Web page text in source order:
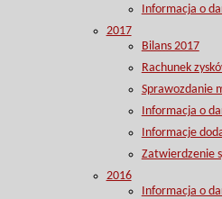
Informacja o
2017
Bilans 2017
Rachunek
Sprawozdanie
Informacja o
Informacje
Zatwierdzenie
2016
Informacja o